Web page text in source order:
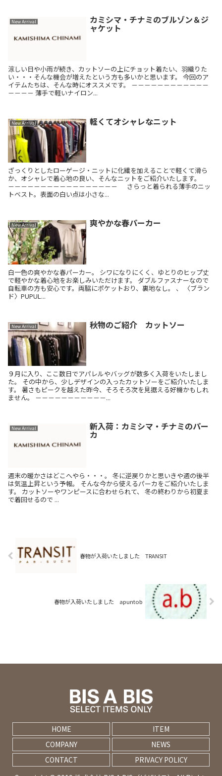
New Arrival カミシマ・チナミのブルゾン＆ジ
ャケット
涼しい日や小雨が続き、カットソーの上にチョット着たい、羽織りた
い・・・そんな機会が増えたという方も多いかと思います。 今回のア
イテムたちは、そんな時にオススメです。 －－－－－－－－－－－－
－－－－ 薄手で軽いナイロン...
New Arrival 軽くてオシャレなニット
ざっくりとしたローゲージ・ニットに化繊を加えることで軽くて滑ら
か、オシャレで着心地の良い、そんなニットをご紹介いたします。
－－－－－－－－－－－－－－－－－ さらっと着られる薄手のニッ
トベスト。表面の白い点は小さな...
New Arrival 爽やかな春パーカー
白一色の爽やかな春パーカー。 シワになりにくく、ゆとりのヒップ丈
で軽やかな着心地をお楽しみいただけます。 ダブルファスナーなので
自転車の方も安心です。両脇にポケットおり、裏地なし。 、 〈ブラン
ド〉PUPUL...
New Arrival 秋物のご紹介 カットソー
９月に入り、ここ数日でアパレルやバッグが数多く入荷をいたしまし
た。 その中から、少しデザインの入ったカットソーをご紹介いたしま
す。 暑さもピークを越えた昨今、そろそろ次を見据える好機かもしれ
ません。 －－－－－－－－－－－...
New Arrival 新入荷：カミシマ・チナミのパー
カ
週末の暖かさはどこへやら・・・。 冬に逆戻りかと思いきや週の後半
は気温上昇という予報。 そんな今から使えるパーカをご紹介いたしま
す。 カットソーやワンピースに合わせられて、 冬の終わりから初夏ま
で着回せるので ...
春物が入荷いたしました TRANSIT
春物が入荷いたしました apuntob
HOME
ITEM
COMPANY
NEWS
CONTACT
PRIVACY POLICY